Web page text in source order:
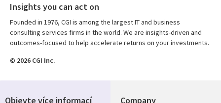
Insights you can act on
Founded in 1976, CGI is among the largest IT and business
consulting services firms in the world. We are insights-driven and
outcomes-focused to help accelerate returns on your investments.
© 2026 CGI Inc.
Company
Objevte více informací